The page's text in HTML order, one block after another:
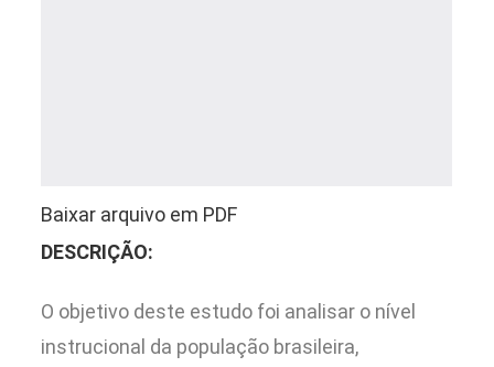
Baixar arquivo em PDF
DESCRIÇÃO:
O objetivo deste estudo foi analisar o nível
instrucional da população brasileira,